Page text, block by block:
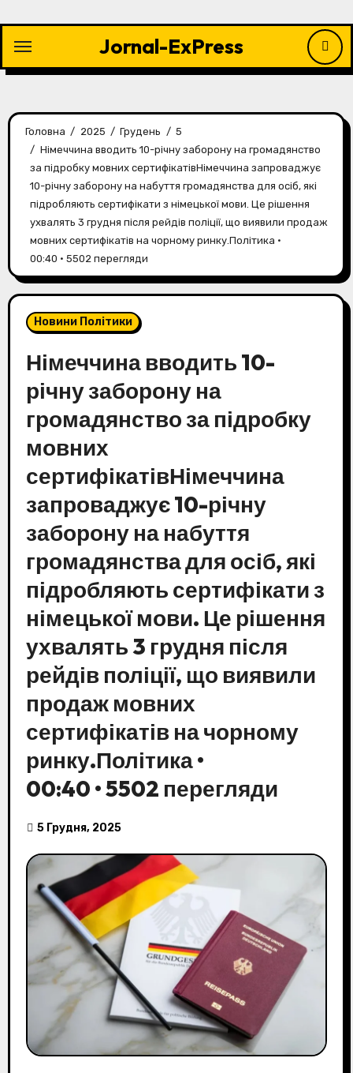
контенту
Jornal-ExPress
Головна 2025 Грудень
5
Німеччина вводить 10-річну заборону на громадянство
за підробку мовних сертифікатівНімеччина запроваджує
10-річну заборону на набуття громадянства для осіб, які
підробляють сертифікати з німецької мови. Це рішення
ухвалять 3 грудня після рейдів поліції, що виявили продаж
мовних сертифікатів на чорному ринку.Політика •
00:40 • 5502 перегляди
Новини Політики
Німеччина вводить 10-
річну заборону на
громадянство за підробку
мовних
сертифікатівНімеччина
запроваджує 10-річну
заборону на набуття
громадянства для осіб, які
підробляють сертифікати з
німецької мови. Це рішення
ухвалять 3 грудня після
рейдів поліції, що виявили
продаж мовних
сертифікатів на чорному
ринку.Політика •
00:40 • 5502 перегляди
5 Грудня, 2025